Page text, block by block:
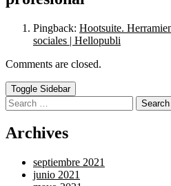
Pingback: Hootsuite.
sociales | Hellopubli
Comments are closed.
Toggle Sidebar
Search
Archives
septiembre 2021
junio 2021